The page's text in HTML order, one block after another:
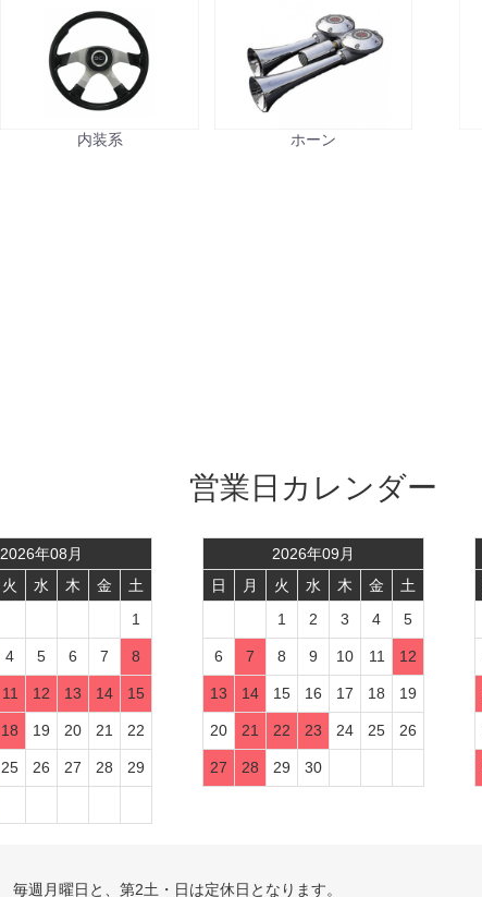
内装系 ホーン
営業日カレンダー
2026年08 月
火 水 木 金
土
1
4 5 6 7 8
11 12 13 14 15
18 19 20 21 22
25 26 27 28 29
2026年09 月
日
月 火 水 木 金
土
1
2 3 4 5
6 7 8 9 10 11 12
13 14 15 16 17 18 19
20 21 22 23 24 25 26
27 28 29 30
毎週月曜日と、第2土・日は定休日となります。